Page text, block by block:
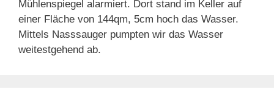
Mühlenspiegel alarmiert. Dort stand im Keller auf
einer Fläche von 144qm, 5cm hoch das Wasser.
Mittels Nasssauger pumpten wir das Wasser
weitestgehend ab.